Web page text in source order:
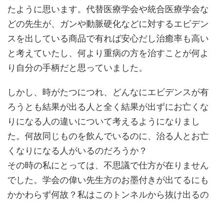
たように思います。代替医療学会や統合医療学会な
どの先生が、ガンや動脈硬化などに対するエビデン
スを出している商品で有れば安心だし治癒率も高い
と考えていたし、何より重病の方を治すことが何よ
り自分の手柄だと思っていました。
しかし、時がたつにつれ、どんなにエビデンスが有
ろうとも結果が出る人と全く結果が出ずにお亡くな
りになる人の違いについて考えるようになりまし
た。何故同じものを飲んでいるのに、治る人とお亡
くなりになる人がいるのだろうか？
その時の私にとっては、不思議で仕方が在りません
でした。学会の偉い先生方のお墨付きが出てるにも
かかわらず何故？私はこのトンネルから抜け出るの